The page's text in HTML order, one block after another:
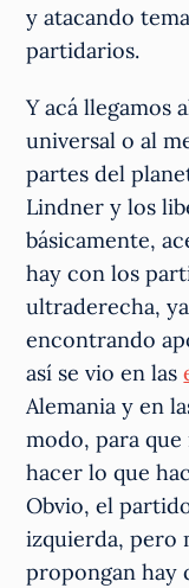
y atacando
partidarios.
Y acá llegamos
universal o al
partes del
Lindner y los
básicamente,
hay con los
ultraderecha,
encontrando
así se vio en las
Alemania y en
modo, para
hacer lo que
Obvio, el
izquierda, pero
propongan hay